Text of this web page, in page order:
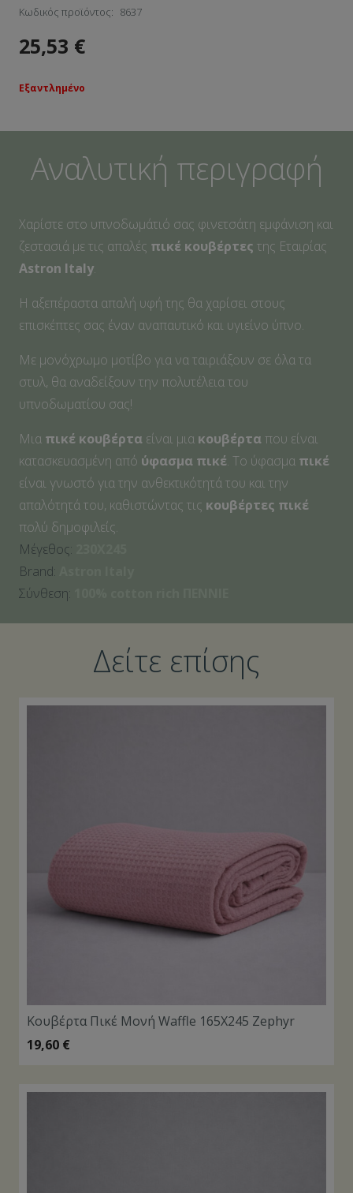
Κωδικός προϊόντος: 8637
25,53 €
Εξαντλημένο
Αναλυτική περιγραφή
Χαρίστε στο υπνοδωμάτιό σας φινετσάτη εμφάνιση και
ζεστασιά με τις απαλές πικέ κουβέρτες της Εταιρίας
Astron Italy.
Η αξεπέραστα απαλή υφή της θα χαρίσει στους
επισκέπτες σας έναν αναπαυτικό και υγιείνο ύπνο.
Με μονόχρωμο μοτίβο για να ταιριάξουν σε όλα τα
στυλ, θα αναδείξουν την πολυτέλεια του
υπνοδωματίου σας!
Μια πικέ κουβέρτα είναι μια κουβέρτα που είναι
κατασκευασμένη από ύφασμα πικέ. Το ύφασμα πικέ
είναι γνωστό για την ανθεκτικότητά του και την
απαλότητά του, καθιστώντας τις κουβέρτες πικέ
πολύ δημοφιλείς.
Μέγεθος:
Brand:
Σύνθεση:
Δείτε επίσης
Κουβέρτα Πικέ Μονή Waffle 165X245 Zephyr
19,60 €